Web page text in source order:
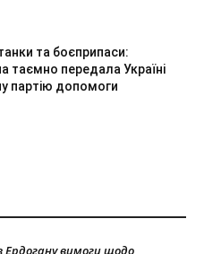
та боєприпаси:
таємно передала Україні
партію допомоги
вимоги щодо